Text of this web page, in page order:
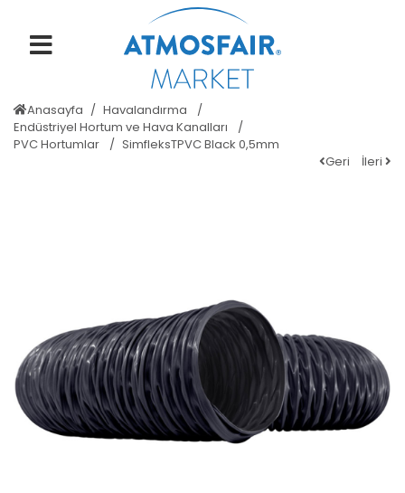
Anasayfa
Havalandırma
Endüstriyel Hortum ve Hava Kanalları
PVC Hortumlar
SimfleksTPVC Black 0,5mm
Geri
İleri